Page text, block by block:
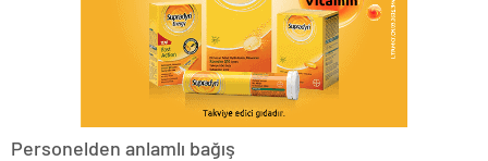
Personelden anlamlı bağış